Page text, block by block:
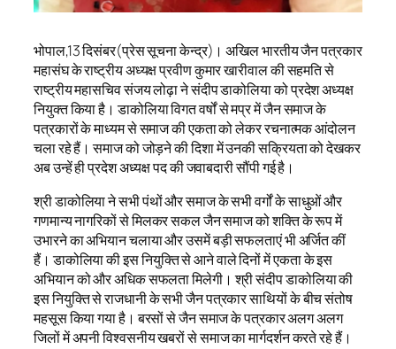
भोपाल,13 दिसंबर(प्रेस सूचना केन्द्र)। अखिल भारतीय जैन पत्रकार
महासंघ के राष्ट्रीय अध्यक्ष प्रवीण कुमार खारीवाल की सहमति से
राष्ट्रीय महासचिव संजय लोढ़ा ने संदीप डाकोलिया को प्रदेश अध्यक्ष
नियुक्त किया है। डाकोलिया विगत वर्षों से मप्र में जैन समाज के
पत्रकारों के माध्यम से समाज की एकता को लेकर रचनात्मक आंदोलन
चला रहे हैं। समाज को जोड़ने की दिशा में उनकी सक्रियता को देखकर
अब उन्हें ही प्रदेश अध्यक्ष पद की जवाबदारी सौंपी गई है।
श्री डाकोलिया ने सभी पंथों और समाज के सभी वर्गों के साधुओं और
गणमान्य नागरिकों से मिलकर सकल जैन समाज को शक्ति के रूप में
उभारने का अभियान चलाया और उसमें बड़ी सफलताएं भी अर्जित कीं
हैं। डाकोलिया की इस नियुक्ति से आने वाले दिनों में एकता के इस
अभियान को और अधिक सफलता मिलेगी। श्री संदीप डाकोलिया की
इस नियुक्ति से राजधानी के सभी जैन पत्रकार साथियों के बीच संतोष
महसूस किया गया है। बरसों से जैन समाज के पत्रकार अलग अलग
जिलों में अपनी विश्वसनीय खबरों से समाज का मार्गदर्शन करते रहे हैं।